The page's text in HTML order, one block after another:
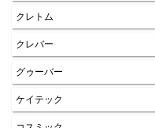
クレトム
クレバー
グゥーバー
ケイテック